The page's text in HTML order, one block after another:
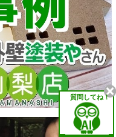
質問してね！